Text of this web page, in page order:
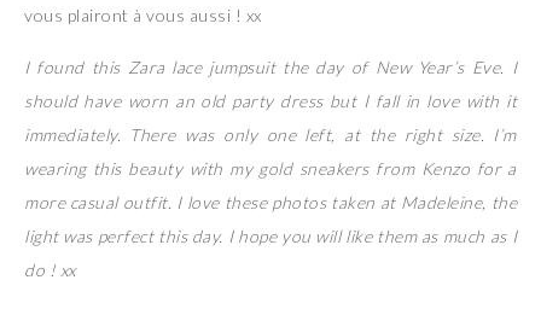
vous plairont à vous aussi ! xx
I found this Zara lace jumpsuit the day of New Year’s Eve. I
should have worn an old party dress but I fall in love with it
immediately. There was only one left, at the right size. I’m
wearing this beauty with my gold sneakers from Kenzo for a
more casual outfit. I love these photos taken at Madeleine, the
light was perfect this day. I hope you will like them as much as I
do ! xx